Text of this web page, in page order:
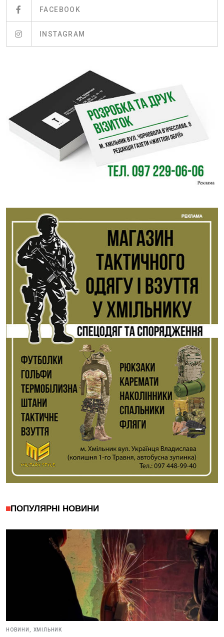
FACEBOOK
INSTAGRAM
ПОПУЛЯРНІ НОВИНИ
НОВИНИ, ХМІЛЬНИК